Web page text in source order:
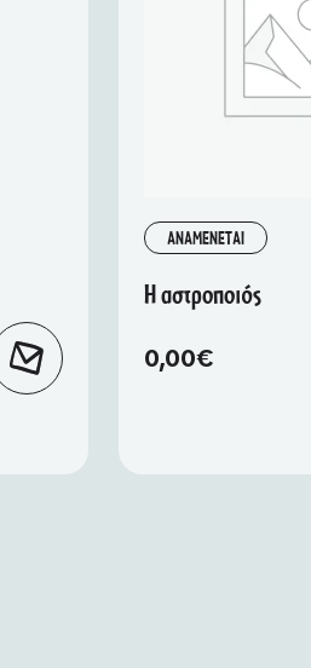
ΑΝΑΜΕΝΕΤΑΙ
Η αστροποιός
0,00€